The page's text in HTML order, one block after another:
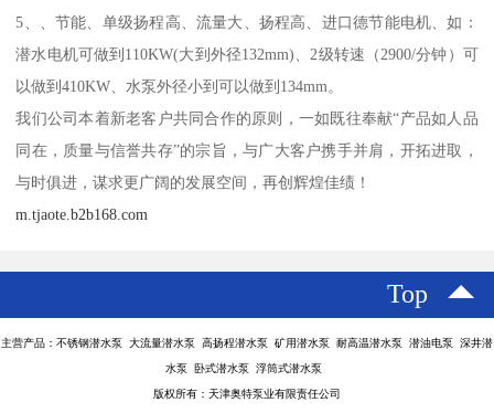
5、、节能、单级扬程高、流量大、扬程高、进口德节能电机、如：
潜水电机可做到110KW(大到外径132mm)、2级转速（2900/分钟）可
以做到410KW、水泵外径小到可以做到134mm。
我们公司本着新老客户共同合作的原则，一如既往奉献“产品如人品
同在，质量与信誉共存”的宗旨，与广大客户携手并肩，开拓进取，
与时俱进，谋求更广阔的发展空间，再创辉煌佳绩！
m.tjaote.b2b168.com
Top
主营产品：不锈钢潜水泵 大流量潜水泵 高扬程潜水泵 矿用潜水泵 耐高温潜水泵 潜油电泵 深井潜
水泵 卧式潜水泵 浮筒式潜水泵
版权所有：天津奥特泵业有限责任公司